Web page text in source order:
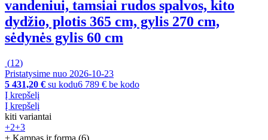
vandeniui, tamsiai rudos spalvos, kito
dydžio, plotis 365 cm, gylis 270 cm,
sėdynės gylis 60 cm
(12)
Pristatysime nuo 2026‑10‑23
5 431,20 € su kodu6 789 € be kodo
Į krepšelį
Į krepšelį
kiti variantai
+2+3
+ Kampas ir forma (6)